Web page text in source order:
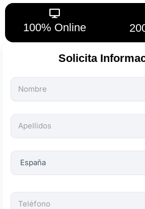
100% Online
Solicita
Todos
los
son
obligatorios.